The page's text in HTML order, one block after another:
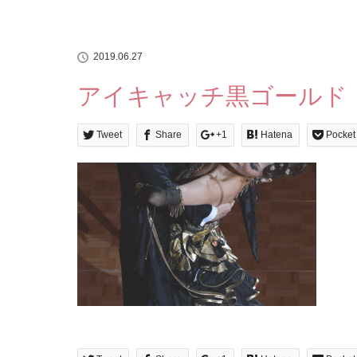
2019.06.27
アイキャッチ黒ゴールド
Tweet Share +1 Hatena Pocket